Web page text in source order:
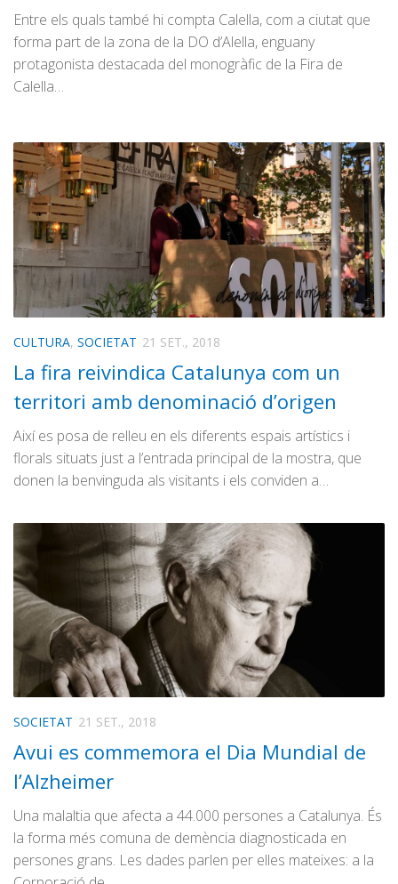
Entre els quals també hi compta Calella, com a ciutat que
forma part de la zona de la DO d’Alella, enguany
protagonista destacada del monogràfic de la Fira de
Calella…
CULTURA, SOCIETAT 21 SET., 2018
La fira reivindica Catalunya com un
territori amb denominació d’origen
Així es posa de relleu en els diferents espais artístics i
florals situats just a l’entrada principal de la mostra, que
donen la benvinguda als visitants i els conviden a…
SOCIETAT 21 SET., 2018
Avui es commemora el Dia Mundial de
l’Alzheimer
Una malaltia que afecta a 44.000 persones a Catalunya. És
la forma més comuna de demència diagnosticada en
persones grans. Les dades parlen per elles mateixes: a la